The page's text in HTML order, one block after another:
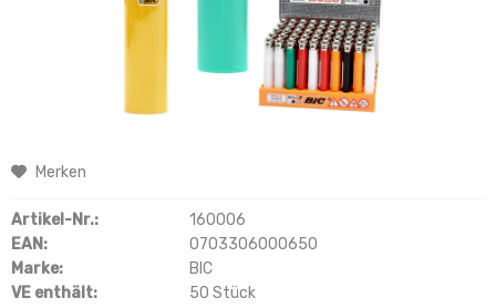
Merken
Artikel-Nr.:
160006
EAN:
0703306000650
Marke:
BIC
VE enthält:
50 Stück